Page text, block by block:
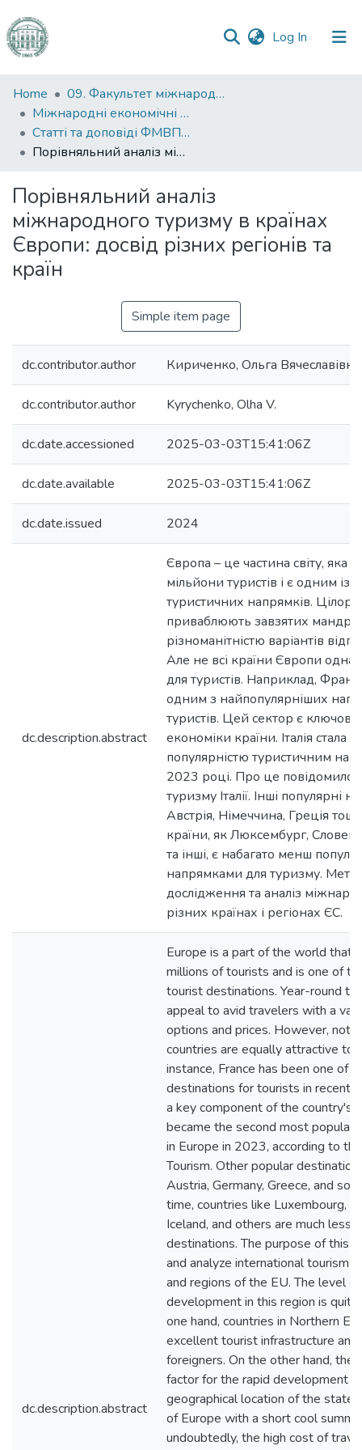
Log In (current)
Communities
&
Collections
All of DSpace
Statistics
Home
09. Факультет міжнародних відносин, політології та соціології
Міжнародні економічні відносини
Статті та доповіді ФМВПС (Міжнародні економічні відносини)
Порівняльний аналіз міжнародного туризму в країнах Європи: досвід різних регіонів та країн
Порівняльний аналіз
міжнародного туризму в країнах
Європи: досвід різних регіонів та
країн
Simple item page
dc.contributor.author Кириченко, Ольга Вячеславівна
dc.contributor.author Kyrychenko, Olha V.
dc.date.accessioned 2025-03-03T15:41:06Z
dc.date.available 2025-03-03T15:41:06Z
dc.date.issued 2024
dc.description.abstract
Європа – це частина світу, яка
мільйони туристів і є одним із
туристичних напрямків.
приваблюють завзятих
різноманітністю варіантів
Але не всі країни Європи
для туристів. Наприклад,
одним з найпопулярніших
туристів. Цей сектор є
економіки країни. Італія стала
популярністю туристичним
2023 році. Про це повідомило
туризму Італії. Інші популярні
Австрія, Німеччина, Греція
країни, як Люксембург,
та інші, є набагато менш
напрямками для туризму. Метою
дослідження та аналіз
різних країнах і регіонах ЄС.
dc.description.abstract
Europe is a part of the world that
millions of tourists and is one of
tourist destinations. Year-round
appeal to avid travelers with a
options and prices. However, not
countries are equally attractive to
instance, France has been one of
destinations for tourists in recent
a key component of the country's
became the second most popular
in Europe in 2023, according to
Tourism. Other popular
Austria, Germany, Greece, and so
time, countries like Luxembourg,
Iceland, and others are much less
destinations. The purpose of this
and analyze international tourism
and regions of the EU. The level
development in this region is
one hand, countries in Northern
excellent tourist infrastructure
foreigners. On the other hand, the
factor for the rapid development
geographical location of the
of Europe with a short cool
undoubtedly, the high cost of